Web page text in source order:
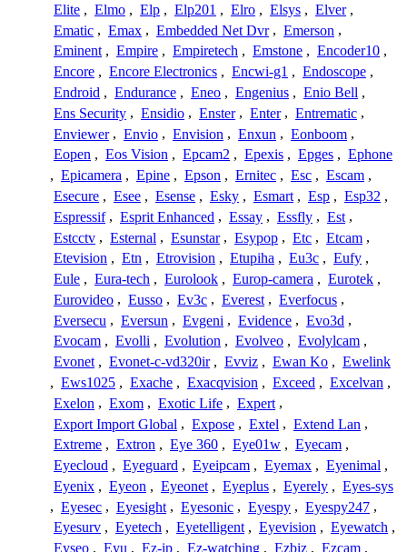
Elite , Elmo , Elp , Elp201 , Elro , Elsys , Elver ,
Ematic , Emax , Embedded Net Dvr , Emerson ,
Eminent , Empire , Empiretech , Emstone , Encoder10 ,
Encore , Encore Electronics , Encwi-g1 , Endoscope ,
Endroid , Endurance , Eneo , Engenius , Enio Bell ,
Ens Security , Ensidio , Enster , Enter , Entrematic ,
Enviewer , Envio , Envision , Enxun , Eonboom ,
Eopen , Eos Vision , Epcam2 , Epexis , Epges , Ephone
, Epicamera , Epine , Epson , Ernitec , Esc , Escam ,
Esecure , Esee , Esense , Esky , Esmart , Esp , Esp32 ,
Espressif , Esprit Enhanced , Essay , Essfly , Est ,
Estcctv , Esternal , Esunstar , Esypop , Etc , Etcam ,
Etevision , Etn , Etrovision , Etupiha , Eu3c , Eufy ,
Eule , Eura-tech , Eurolook , Europ-camera , Eurotek ,
Eurovideo , Eusso , Ev3c , Everest , Everfocus ,
Eversecu , Eversun , Evgeni , Evidence , Evo3d ,
Evocam , Evolli , Evolution , Evolveo , Evolylcam ,
Evonet , Evonet-c-vd320ir , Evviz , Ewan Ko , Ewelink
, Ews1025 , Exache , Exacqvision , Exceed , Excelvan ,
Exelon , Exom , Exotic Life , Expert ,
Export Import Global , Expose , Extel , Extend Lan ,
Extreme , Extron , Eye 360 , Eye01w , Eyecam ,
Eyecloud , Eyeguard , Eyeipcam , Eyemax , Eyenimal ,
Eyenix , Eyeon , Eyeonet , Eyeplus , Eyerely , Eyes-sys
, Eyesec , Eyesight , Eyesonic , Eyespy , Eyespy247 ,
Eyesurv , Eyetech , Eyetelligent , Eyevision , Eyewatch ,
Eyseo , Eyu , Ez-ip , Ez-watching , Ezbiz , Ezcam ,